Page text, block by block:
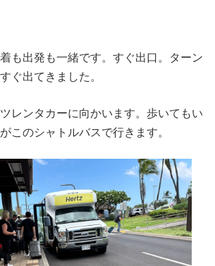
も出発も一緒です。すぐ出口。ターン
ぐ出てきました。
レンタカーに向かいます。歩いてもい
このシャトルバスで行きます。